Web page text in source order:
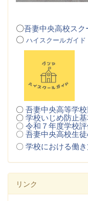
〇吾妻中央高校スク
〇 ハイスクールガイド
〇吾妻中央高等学
〇学校いじめ防止基
〇令和７年度学校
〇吾妻中央高校生徒
〇学校における働
リンク